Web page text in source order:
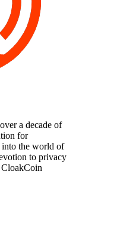
a decade of
for
into the world of
to privacy
CloakCoin